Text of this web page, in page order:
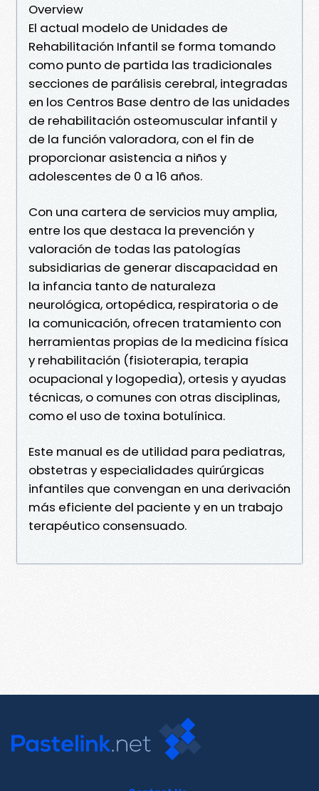
Overview
El actual modelo de Unidades de
Rehabilitación Infantil se forma tomando
como punto de partida las tradicionales
secciones de parálisis cerebral, integradas
en los Centros Base dentro de las unidades
de rehabilitación osteomuscular infantil y
de la función valoradora, con el fin de
proporcionar asistencia a niños y
adolescentes de 0 a 16 años.
Con una cartera de servicios muy amplia,
entre los que destaca la prevención y
valoración de todas las patologías
subsidiarias de generar discapacidad en
la infancia tanto de naturaleza
neurológica, ortopédica, respiratoria o de
la comunicación, ofrecen tratamiento con
herramientas propias de la medicina física
y rehabilitación (fisioterapia, terapia
ocupacional y logopedia), ortesis y ayudas
técnicas, o comunes con otras disciplinas,
como el uso de toxina botulínica.
Este manual es de utilidad para pediatras,
obstetras y especialidades quirúrgicas
infantiles que convengan en una derivación
más eficiente del paciente y en un trabajo
terapéutico consensuado.